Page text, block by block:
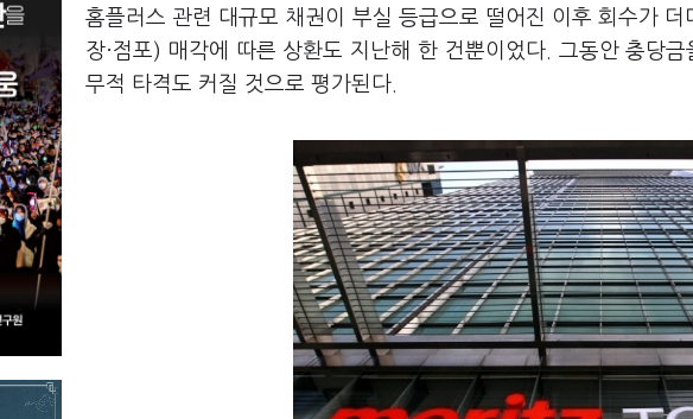
홈플러스 관련 대규모 채권이 부실 등급으로 떨어진 이후 회수가
장·점포) 매각에 따른 상환도 지난해 한 건뿐이었다. 그동안 충당
무적 타격도 커질 것으로 평가된다.